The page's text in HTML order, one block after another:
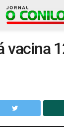
vacina